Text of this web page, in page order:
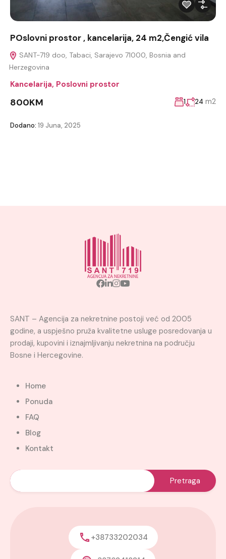
POslovni prostor , kancelarija, 24 m2,Čengić vila
SANT-719 doo, Tabaci, Sarajevo 71000, Bosnia and
Herzegovina
Kancelarija, Poslovni prostor
800KM 1 24 m2
Dodano: 19 Juna, 2025
SANT – Agencija za nekretnine postoji već od 2005
godine, a uspješno pruža kvalitetne usluge posredovanja u
prodaji, kupovini i iznajmljivanju nekretnina na području
Bosne i Hercegovine.
Home
Ponuda
FAQ
Blog
Kontakt
+38733202034